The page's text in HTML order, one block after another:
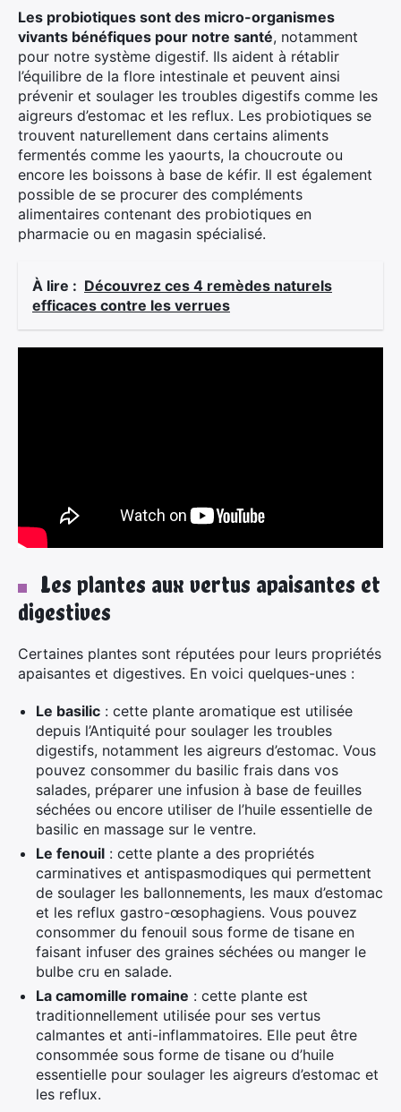
Les probiotiques sont des micro-organismes
vivants bénéfiques pour notre santé, notamment
pour notre système digestif. Ils aident à rétablir
l’équilibre de la flore intestinale et peuvent ainsi
prévenir et soulager les troubles digestifs comme les
aigreurs d’estomac et les reflux. Les probiotiques se
trouvent naturellement dans certains aliments
fermentés comme les yaourts, la choucroute ou
encore les boissons à base de kéfir. Il est également
possible de se procurer des compléments
alimentaires contenant des probiotiques en
pharmacie ou en magasin spécialisé.
À lire : Découvrez ces 4 remèdes naturels
efficaces contre les verrues
Les plantes aux vertus apaisantes et
digestives
Certaines plantes sont réputées pour leurs propriétés
apaisantes et digestives. En voici quelques-unes :
Le basilic : cette plante aromatique est utilisée
depuis l’Antiquité pour soulager les troubles
digestifs, notamment les aigreurs d’estomac. Vous
pouvez consommer du basilic frais dans vos
salades, préparer une infusion à base de feuilles
séchées ou encore utiliser de l’huile essentielle de
basilic en massage sur le ventre.
Le fenouil : cette plante a des propriétés
carminatives et antispasmodiques qui permettent
de soulager les ballonnements, les maux d’estomac
et les reflux gastro-œsophagiens. Vous pouvez
consommer du fenouil sous forme de tisane en
faisant infuser des graines séchées ou manger le
bulbe cru en salade.
La camomille romaine : cette plante est
traditionnellement utilisée pour ses vertus
calmantes et anti-inflammatoires. Elle peut être
consommée sous forme de tisane ou d’huile
essentielle pour soulager les aigreurs d’estomac et
les reflux.